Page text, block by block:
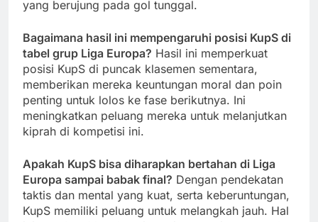
yang berujung pada gol tunggal.
Bagaimana hasil ini mempengaruhi posisi KupS di
tabel grup Liga Europa? Hasil ini memperkuat
posisi KupS di puncak klasemen sementara,
memberikan mereka keuntungan moral dan poin
penting untuk lolos ke fase berikutnya. Ini
meningkatkan peluang mereka untuk melanjutkan
kiprah di kompetisi ini.
Apakah KupS bisa diharapkan bertahan di Liga
Europa sampai babak final? Dengan pendekatan
taktis dan mental yang kuat, serta keberuntungan,
KupS memiliki peluang untuk melangkah jauh. Hal